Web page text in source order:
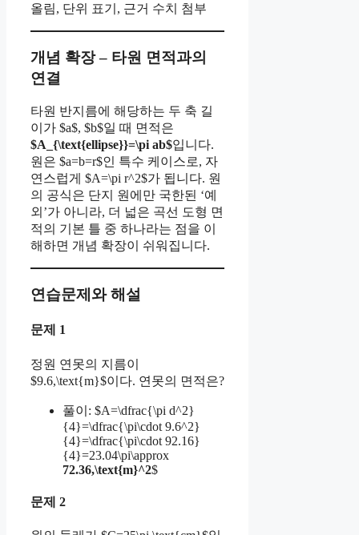
올림, 단위 표기, 근거 수치 첨부
개념 확장 – 타원 면적과의
연결
타원 반지름에 해당하는 두 축 길
이가 $a$, $b$일 때 면적은
$A_{\text{ellipse}}=\pi ab$입니다.
원은 $a=b=r$인 특수 케이스로, 자
연스럽게 $A=\pi r^2$가 됩니다. 원
의 공식은 단지 원에만 국한된 ‘예
외’가 아니라, 더 넓은 곡선 도형 면
적의 기본 틀 중 하나라는 점을 이
해하면 개념 확장이 쉬워집니다.
연습문제와 해설
문제 1
정원 연못의 지름이
$9.6,\text{m}$이다. 연못의 면적은?
풀이: $A=\dfrac{\pi d^2}
{4}=\dfrac{\pi\cdot 9.6^2}
{4}=\dfrac{\pi\cdot 92.16}
{4}=23.04\pi\approx
72.36,\text{m}^2$
문제 2